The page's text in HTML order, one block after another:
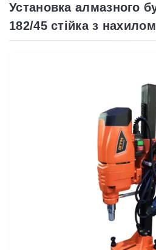
Установка алмазного
182/45 стійка з